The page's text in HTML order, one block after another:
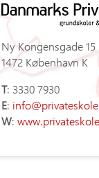
Ny Kongensgade 15
1472 København K
T: 3330 7930
E:
W: